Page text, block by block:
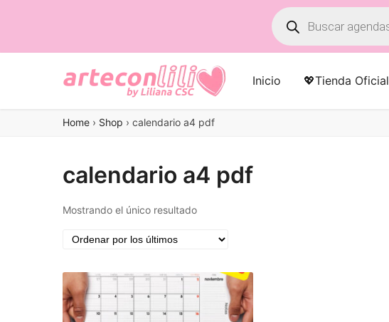
Búsqueda
de
productos
Inicio 💖Tienda Oficial
Home › Shop › calendario a4 pdf
calendario a4 pdf
Mostrando el único resultado